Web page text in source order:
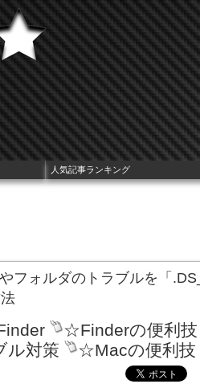
フォルダのトラブルを「
☆Finderの便利技
ル対策
☆Macの便利技
人気記事ランキング